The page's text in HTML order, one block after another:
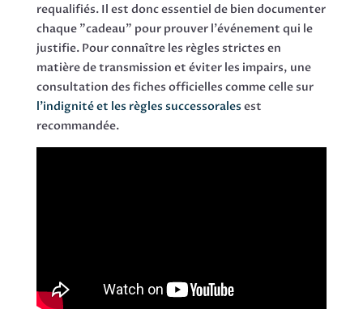
requalifiés. Il est donc essentiel de bien documenter
chaque "cadeau" pour prouver l'événement qui le
justifie. Pour connaître les règles strictes en
matière de transmission et éviter les impairs, une
consultation des fiches officielles comme celle sur
l'indignité et les règles successoralesest
recommandée.